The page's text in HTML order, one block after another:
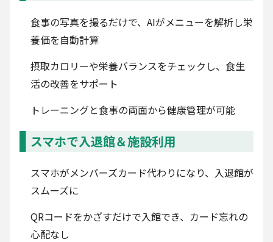
食事の写真を撮るだけで、AIがメニューを解析し栄
養価を自動計算
摂取カロリーや栄養バランスをチェックし、食生
活の改善をサポート
トレーニングと食事の両面から健康管理が可能
スマホで入退館＆施設利用
スマホがメンバーズカード代わりになり、入退館が
スムーズに
QRコードをかざすだけで入館でき、カード忘れの
心配なし